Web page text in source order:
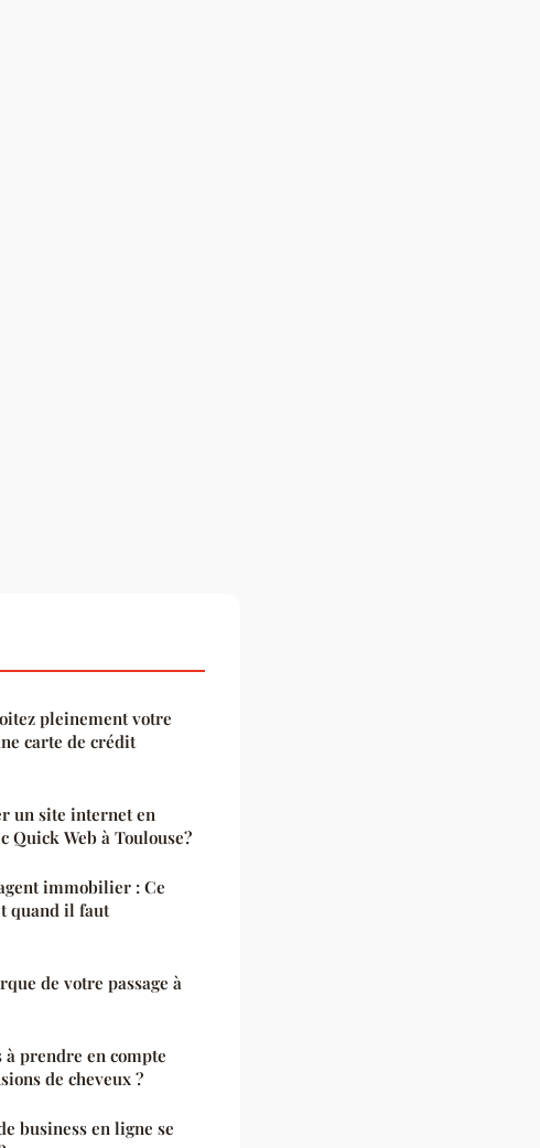
pleinement votre
carte de crédit
un site internet en
Quick Web à Toulouse?
immobilier : Ce
quand il faut
de votre passage à
prendre en compte
de cheveux ?
business en ligne se